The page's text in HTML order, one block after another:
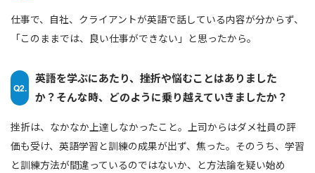
仕事で、自社、クライアントが英語で話している内容が分からず、
「このままでは、良い仕事ができない」と思ったから。
Q2.
英語を学ぶにあたり、挫折や悩むことはありました
か？そんな時、どのように乗り越えていきましたか？
挫折は、なかなか上達しなかったこと。上司からはダメ社員の評
価も受け、英語学習と訓練の成果が出ず、焦った。そのうち、学習
と訓練方法が間違っているのではないか、と方法論を疑い始め